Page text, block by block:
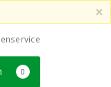
×
0